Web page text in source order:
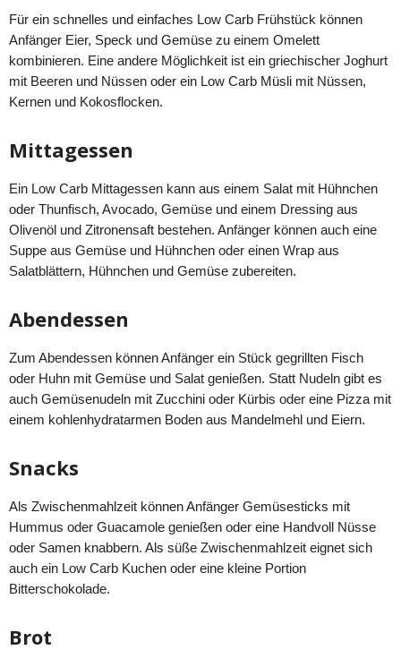
Für ein schnelles und einfaches Low Carb Frühstück können
Anfänger Eier, Speck und Gemüse zu einem Omelett
kombinieren. Eine andere Möglichkeit ist ein griechischer Joghurt
mit Beeren und Nüssen oder ein Low Carb Müsli mit Nüssen,
Kernen und Kokosflocken.
Mittagessen
Ein Low Carb Mittagessen kann aus einem Salat mit Hühnchen
oder Thunfisch, Avocado, Gemüse und einem Dressing aus
Olivenöl und Zitronensaft bestehen. Anfänger können auch eine
Suppe aus Gemüse und Hühnchen oder einen Wrap aus
Salatblättern, Hühnchen und Gemüse zubereiten.
Abendessen
Zum Abendessen können Anfänger ein Stück gegrillten Fisch
oder Huhn mit Gemüse und Salat genießen. Statt Nudeln gibt es
auch Gemüsenudeln mit Zucchini oder Kürbis oder eine Pizza mit
einem kohlenhydratarmen Boden aus Mandelmehl und Eiern.
Snacks
Als Zwischenmahlzeit können Anfänger Gemüsesticks mit
Hummus oder Guacamole genießen oder eine Handvoll Nüsse
oder Samen knabbern. Als süße Zwischenmahlzeit eignet sich
auch ein Low Carb Kuchen oder eine kleine Portion
Bitterschokolade.
Brot